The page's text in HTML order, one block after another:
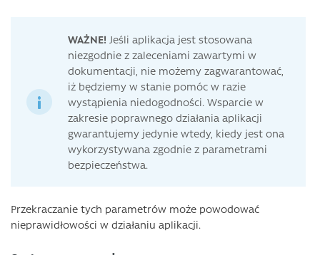
WAŻNE! Jeśli aplikacja jest stosowana
niezgodnie z zaleceniami zawartymi w
dokumentacji, nie możemy zagwarantować,
iż będziemy w stanie pomóc w razie
wystąpienia niedogodności. Wsparcie w
zakresie poprawnego działania aplikacji
gwarantujemy jedynie wtedy, kiedy jest ona
wykorzystywana zgodnie z parametrami
bezpieczeństwa.
Przekraczanie tych parametrów może powodować
nieprawidłowości w działaniu aplikacji.